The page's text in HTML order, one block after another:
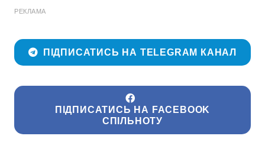
РЕКЛАМА
ПІДПИСАТИСЬ НА TELEGRAM КАНАЛ
ПІДПИСАТИСЬ НА FACEBOOK
СПІЛЬНОТУ